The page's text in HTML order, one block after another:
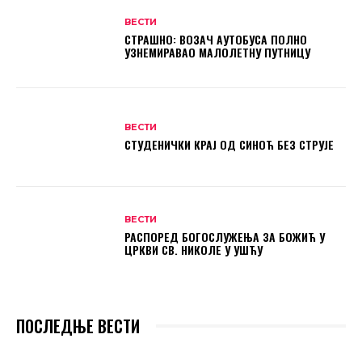
ВЕСТИ
СТРАШНО: ВОЗАЧ АУТОБУСА ПОЛНО
УЗНЕМИРАВАО МАЛОЛЕТНУ ПУТНИЦУ
ВЕСТИ
СТУДЕНИЧКИ КРАЈ ОД СИНОЋ БЕЗ СТРУЈЕ
ВЕСТИ
РАСПОРЕД БОГОСЛУЖЕЊА ЗА БОЖИЋ У
ЦРКВИ СВ. НИКОЛЕ У УШЋУ
ПОСЛЕДЊЕ ВЕСТИ